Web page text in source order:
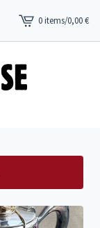
View
cart
0 items/0,00€